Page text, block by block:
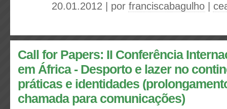
20.01.2012 | por franciscabagulho
Call for Papers: II Conferência
em África - Desporto e lazer no
práticas e identidades
chamada para comunicações)